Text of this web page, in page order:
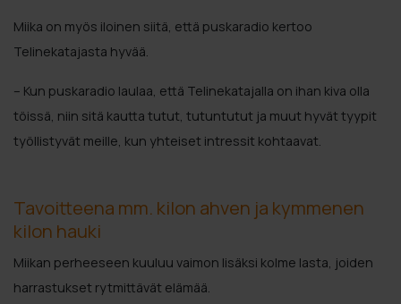
Miika on myös iloinen siitä, että puskaradio kertoo
Telinekatajasta hyvää.
– Kun puskaradio laulaa, että Telinekatajalla on ihan kiva olla
töissä, niin sitä kautta tutut, tutuntutut ja muut hyvät tyypit
työllistyvät meille, kun yhteiset intressit kohtaavat.
Tavoitteena mm. kilon ahven ja kymmenen
kilon hauki
Miikan perheeseen kuuluu vaimon lisäksi kolme lasta, joiden
harrastukset rytmittävät elämää.